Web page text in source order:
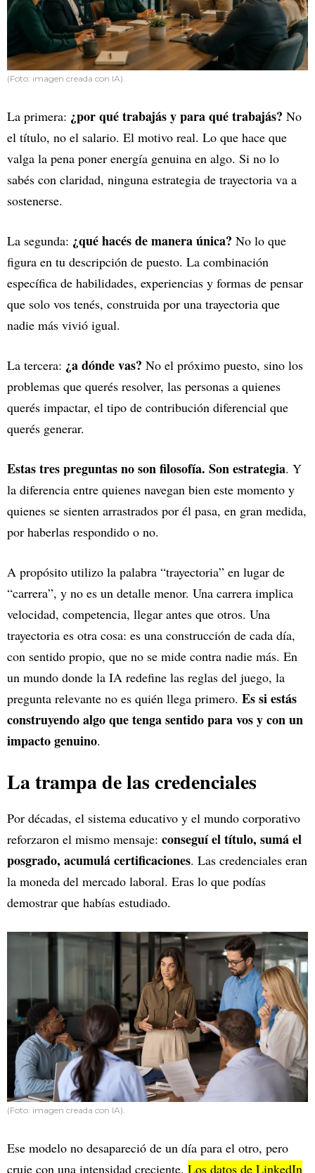
(Foto: imagen creada con IA).
La primera: ¿por qué trabajás y para qué trabajás? No
el título, no el salario. El motivo real. Lo que hace que
valga la pena poner energía genuina en algo. Si no lo
sabés con claridad, ninguna estrategia de trayectoria va a
sostenerse.
La segunda: ¿qué hacés de manera única? No lo que
figura en tu descripción de puesto. La combinación
específica de habilidades, experiencias y formas de pensar
que solo vos tenés, construida por una trayectoria que
nadie más vivió igual.
La tercera: ¿a dónde vas? No el próximo puesto, sino los
problemas que querés resolver, las personas a quienes
querés impactar, el tipo de contribución diferencial que
querés generar.
Estas tres preguntas no son filosofía. Son estrategia. Y
la diferencia entre quienes navegan bien este momento y
quienes se sienten arrastrados por él pasa, en gran medida,
por haberlas respondido o no.
A propósito utilizo la palabra “trayectoria” en lugar de
“carrera”, y no es un detalle menor. Una carrera implica
velocidad, competencia, llegar antes que otros. Una
trayectoria es otra cosa: es una construcción de cada día,
con sentido propio, que no se mide contra nadie más. En
un mundo donde la IA redefine las reglas del juego, la
pregunta relevante no es quién llega primero. Es si estás
construyendo algo que tenga sentido para vos y con un
impacto genuino.
La trampa de las credenciales
Por décadas, el sistema educativo y el mundo corporativo
reforzaron el mismo mensaje: conseguí el título, sumá el
posgrado, acumulá certificaciones. Las credenciales eran
la moneda del mercado laboral. Eras lo que podías
demostrar que habías estudiado.
(Foto: imagen creada con IA).
Ese modelo no desapareció de un día para el otro, pero
cruje con una intensidad creciente. Los datos de LinkedIn